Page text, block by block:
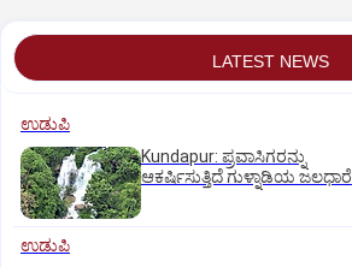
LATEST NEWS
ಉಡುಪಿ
Kundapur: ಪ್ರವಾಸಿಗರನ್ನು
ಆಕರ್ಷಿಸುತ್ತಿದೆ ಗುಳ್ನಾಡಿಯ ಜಲಧಾರೆ
ಉಡುಪಿ